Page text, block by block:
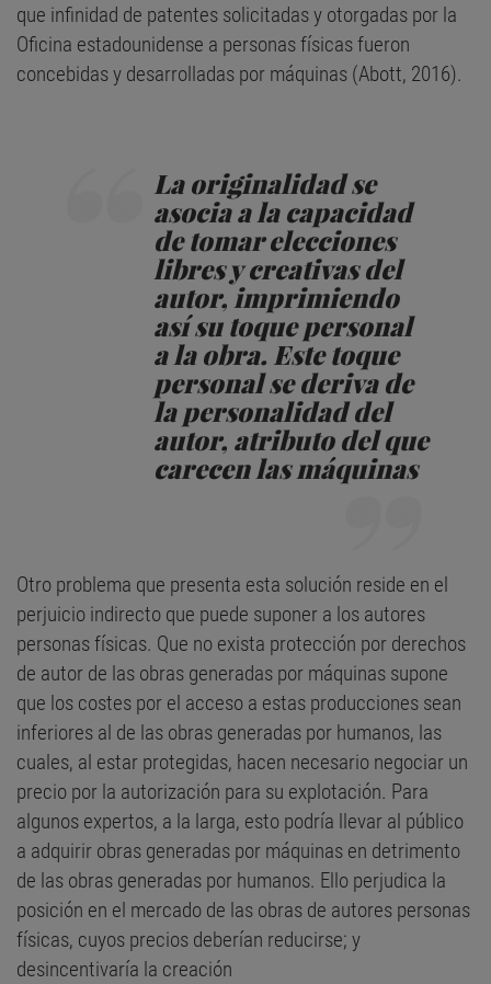
que infinidad de patentes solicitadas y otorgadas por la
Oficina estadounidense a personas físicas fueron
concebidas y desarrolladas por máquinas (Abott, 2016).
La originalidad se
asocia a la capacidad
de tomar elecciones
libres y creativas del
autor, imprimiendo
así su toque personal
a la obra. Este toque
personal se deriva de
la personalidad del
autor, atributo del que
carecen las máquinas
Otro problema que presenta esta solución reside en el
perjuicio indirecto que puede suponer a los autores
personas físicas. Que no exista protección por derechos
de autor de las obras generadas por máquinas supone
que los costes por el acceso a estas producciones sean
inferiores al de las obras generadas por humanos, las
cuales, al estar protegidas, hacen necesario negociar un
precio por la autorización para su explotación. Para
algunos expertos, a la larga, esto podría llevar al público
a adquirir obras generadas por máquinas en detrimento
de las obras generadas por humanos. Ello perjudica la
posición en el mercado de las obras de autores personas
físicas, cuyos precios deberían reducirse; y
desincentivaría la creación